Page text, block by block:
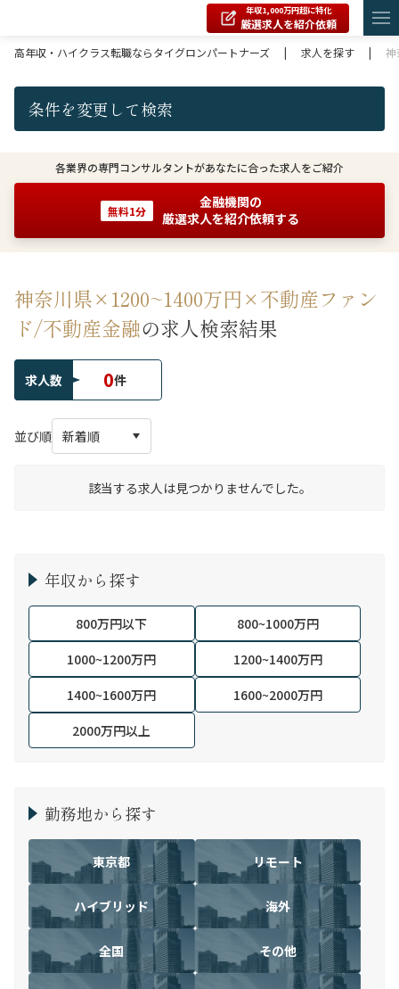
年収1,000万円超に特化
厳選求人を紹介依頼
高年収・ハイクラス転職ならタイグロンパートナーズ
| 求人を探す |
条件を変更して検索
各業界の専門コンサルタントがあなたに合った求人をご紹介
無料1分
金融機関の
厳選求人を紹介依頼する
神奈川県×1200~1400万円×不動産ファン
ド/不動産金融の求人検索結果
求人数 0件
並び順
該当する求人は見つかりませんでした。
年収から探す
800万円以下
800~1000万円
1000~1200万円
1200~1400万円
1400~1600万円
1600~2000万円
2000万円以上
勤務地から探す
東京都 リモート
ハイブリッド 海外
全国 その他